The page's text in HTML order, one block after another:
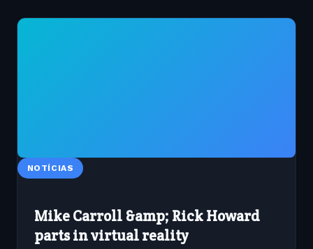
NOTÍCIAS
Mike Carroll &amp; Rick Howard
parts in virtual reality